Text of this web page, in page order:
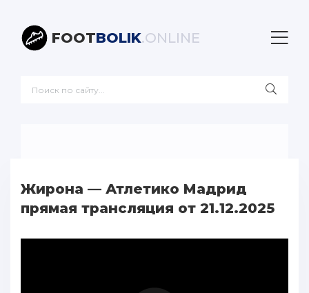
FOOTBOLIK.ONLINE
Жирона — Атлетико Мадрид
прямая трансляция от 21.12.2025